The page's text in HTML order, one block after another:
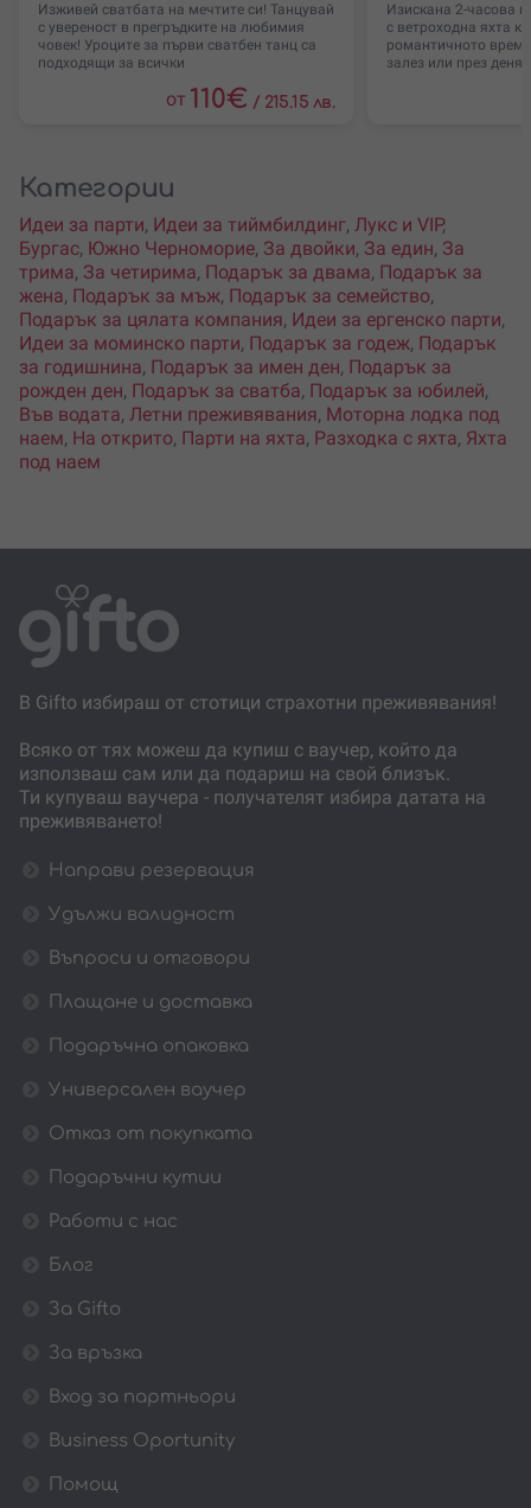
Изживей сватбата на мечтите си! Танцувай
с увереност в прегръдките на любимия
човек! Уроците за първи сватбен танц са
подходящи за всички
от 110€ / 215.15 лв.
Изискана 2-часова
с ветроходна яхта
романтичното
залез или през деня.
Категории
Идеи за парти, Идеи за тиймбилдинг, Лукс и VIP,
Бургас, Южно Черноморие, За двойки, За един, За
трима, За четирима, Подарък за двама, Подарък за
жена, Подарък за мъж, Подарък за семейство,
Подарък за цялата компания, Идеи за ергенско парти,
Идеи за моминско парти, Подарък за годеж, Подарък
за годишнина, Подарък за имен ден, Подарък за
рожден ден, Подарък за сватба, Подарък за юбилей,
Във водата, Летни преживявания, Моторна лодка под
наем, На открито, Парти на яхта, Разходка с яхта, Яхта
под наем
В Gifto избираш от стотици страхотни преживявания!
Всяко от тях можеш да купиш с ваучер, който да
използваш сам или да подариш на свой близък.
Ти купуваш ваучера - получателят избира датата на
преживяването!
Направи резервация
Удължи валидност
Въпроси и отговори
Плащане и доставка
Подаръчна опаковка
Универсален ваучер
Отказ от покупката
Подаръчни кутии
Работи с нас
Блог
За Gifto
За връзка
Вход за партньори
Business Oportunity
Помощ